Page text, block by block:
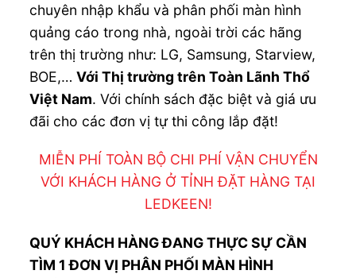
chuyên nhập khẩu và phân phối màn hình
quảng cáo trong nhà, ngoài trời các hãng
trên thị trường như: LG, Samsung, Starview,
BOE,… Với Thị trường trên Toàn Lãnh Thổ
Việt Nam. Với chính sách đặc biệt và giá ưu
đãi cho các đơn vị tự thi công lắp đặt!
MIỄN PHÍ TOÀN BỘ CHI PHÍ VẬN CHUYỂN
VỚI KHÁCH HÀNG Ở TỈNH ĐẶT HÀNG TẠI
LEDKEEN!
QUÝ KHÁCH HÀNG ĐANG THỰC SỰ CẦN
TÌM 1 ĐƠN VỊ PHÂN PHỐI MÀN HÌNH